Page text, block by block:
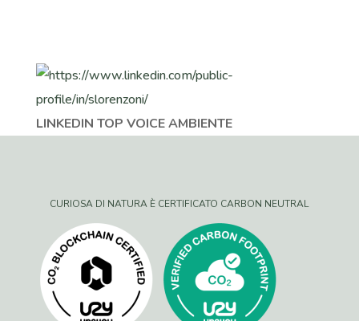
LINKEDIN TOP VOICE AMBIENTE
CURIOSA DI NATURA È CERTIFICATO CARBON NEUTRAL